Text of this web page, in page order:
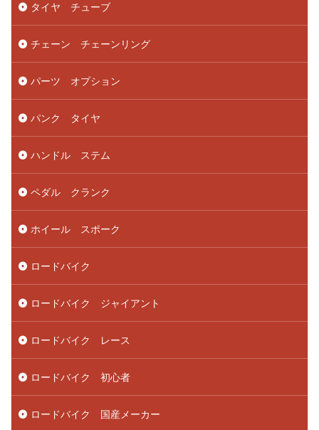
タイヤ チューブ
チェーン チェーンリング
パーツ オプション
パンク タイヤ
ハンドル ステム
ペダル クランク
ホイール スポーク
ロードバイク
ロードバイク ジャイアント
ロードバイク レース
ロードバイク 初心者
ロードバイク 国産メーカー